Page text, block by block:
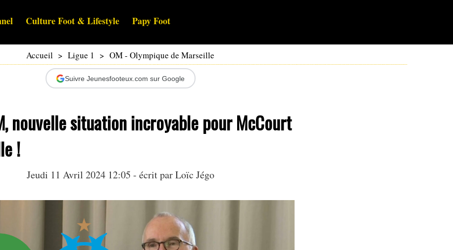
Culture Foot & Lifestyle Papy Foot
Accueil > Ligue 1 > OM - Olympique de Marseille
Suivre Jeunesfooteux.com sur Google
nouvelle situation incroyable pour McCourt
!
Jeudi 11 Avril 2024 12:05 - écrit parLoïc Jégo